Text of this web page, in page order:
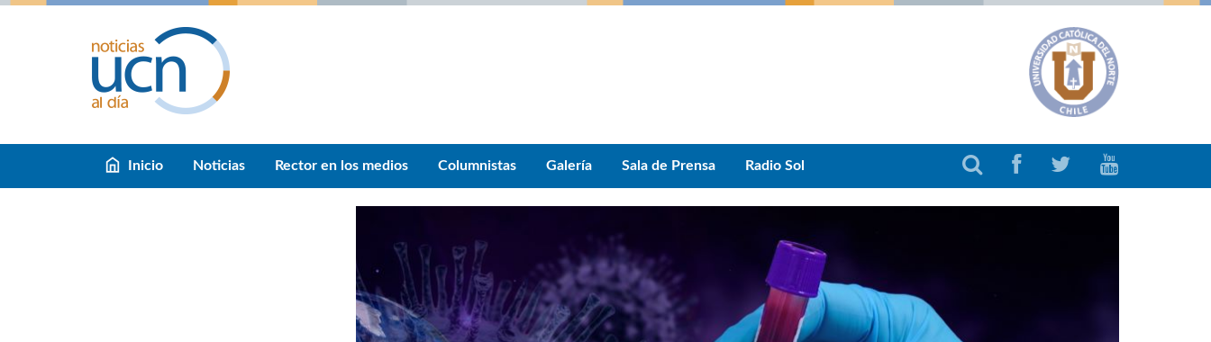
Inicio Noticias Rector en los medios Columnistas Galería Sala de Prensa Radio Sol